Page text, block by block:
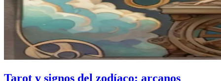
Tarot y signos del zodíaco: arcanos